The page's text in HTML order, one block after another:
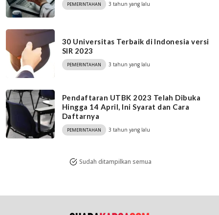
PEMERINTAHAN 3 tahun yang lalu
30 Universitas Terbaik di Indonesia versi
SIR 2023
PEMERINTAHAN 3 tahun yang lalu
Pendaftaran UTBK 2023 Telah Dibuka
Hingga 14 April, Ini Syarat dan Cara
Daftarnya
PEMERINTAHAN 3 tahun yang lalu
Sudah ditampilkan semua